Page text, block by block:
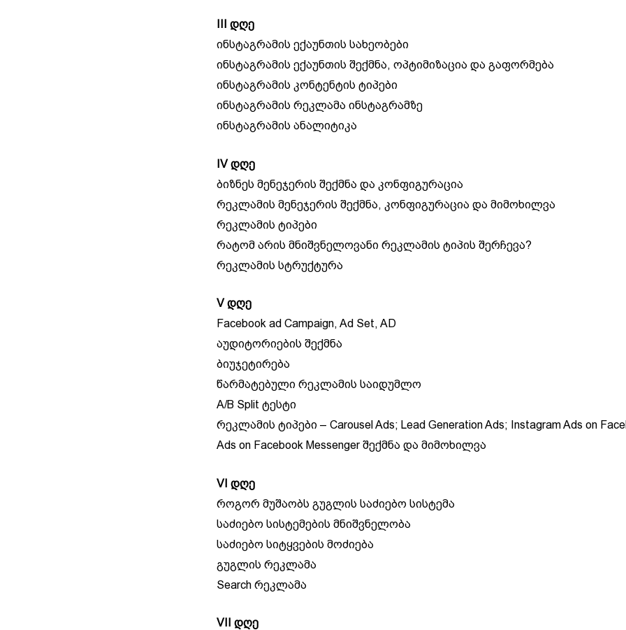
III დღე
ინსტაგრამის ექაუნთის სახეობები
ინსტაგრამის ექაუნთის შექმნა, ოპტიმიზაცია და გაფორმება
ინსტაგრამის კონტენტის ტიპები
ინსტაგრამის რეკლამა ინსტაგრამზე
ინსტაგრამის ანალიტიკა
IV დღე
ბიზნეს მენეჯერის შექმნა და კონფიგურაცია
რეკლამის მენეჯერის შექმნა, კონფიგურაცია და მიმოხილვა
რეკლამის ტიპები
რატომ არის მნიშვნელოვანი რეკლამის ტიპის შერჩევა?
რეკლამის სტრუქტურა
V დღე
Facebook ad Campaign, Ad Set, AD
აუდიტორიების შექმნა
ბიუჯეტირება
წარმატებული რეკლამის საიდუმლო
A/B Split ტესტი
რეკლამის ტიპები – Carousel Ads; Lead Generation Ads; Instagram Ads on
Ads on Facebook Messenger შექმნა და მიმოხილვა
VI დღე
როგორ მუშაობს გუგლის საძიებო სისტემა
საძიებო სისტემების მნიშვნელობა
საძიებო სიტყვების მოძიება
გუგლის რეკლამა
Search რეკლამა
VII დღე